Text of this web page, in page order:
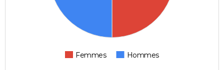
Femmes Hommes